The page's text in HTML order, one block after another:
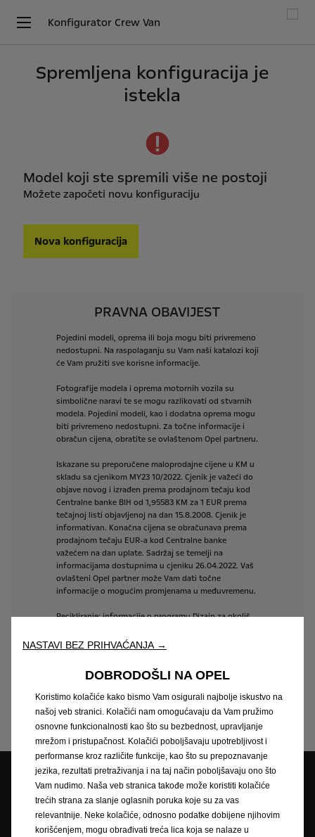
Konfigurator Crew Van
Spremljena konfiguracija je
istekla
Model koji ste spremili više ne postoji
Možete započeti novu konfiguraciju
Nova konfiguracija
PRAVNA OBAVIJEST
Pojedini modeli, oprema ili boja mogu biti privremeno
nedostupni. Na raspolaganju su Vam naši katalozi koji
će Vam pružiti sve korisne informacije.
Fotografije modela i oprema motornih vozila su
simbolične naravi te se mogu razlikovati od stvarnih
modela. Pojedini modeli, kao i dodatna oprema mogu
biti privremeno nedostupni. Za točne informacije i
obračun cijena, obratite se ovlaštenom Opel partneru.
Iskazane su preporučene maloprodajne cijene u KM u
skladu sa cjenikom MY23 10/2022. Cjenik je važeći do
objave novog i izrađen prema prodajnom tečaju kod
Centralne banke BIH od 1,95583 KM za 1 EUR prema
tečajnoj listi objavljenoj na dan 15.8.2008. Cjenik je
informativan. Konačna cijena se obračunava prema
prodajnom tečaju EUR-a kod Centralne banke
važećem na dan uplate. Sadržaj se temelji na
informacijama dostupnima u cjeniku 26.04.2022. Vaš
ovlašteni Opel partner može Vam dati točne
informacije o mogućim promjenama u međuvremenu.
Recikliranje: informacije o programu Dizajn za okoliš,
vozila kojima je istekao vijek
informacije, podaci i izračuni su neobvezujuće
informativne naravi. WAE CEE Kft. i ovlašteni Opel
nikakvu odgovornost.
Pretraga partnera
Zatražite ponudu Zatražite testnu
vožnju
NASTAVI BEZ PRIHVAĆANJA →
DOBRODOŠLI NA OPEL
Koristimo kolačiće kako bismo Vam osigurali najbolje iskustvo na
našoj veb stranici. Kolačići nam omogućavaju da Vam pružimo
osnovne funkcionalnosti kao što su bezbednost, upravljanje
mrežom i pristupačnost. Kolačići poboljšavaju upotrebljivost i
performanse kroz različite funkcije, kao što su prepoznavanje
jezika, rezultati pretraživanja i na taj način poboljšavaju ono što
Vam nudimo. Naša veb stranica takođe može koristiti kolačiće
trećih strana za slanje oglasnih poruka koje su za vas
relevantnije. Neke kolačiće, odnosno podatke dobijene njihovim
korišćenjem, mogu obrađivati treća lica koja se nalaze u